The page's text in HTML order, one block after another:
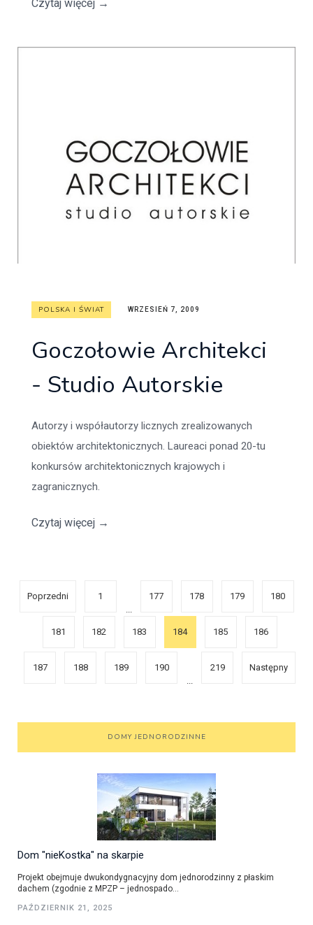
Czytaj więcej →
POLSKA I ŚWIAT WRZESIEŃ 7, 2009
Goczołowie Architekci
- Studio Autorskie
Autorzy i współautorzy licznych zrealizowanych
obiektów architektonicznych. Laureaci ponad 20-tu
konkursów architektonicznych krajowych i
zagranicznych.
Czytaj więcej →
Poprzedni
1
177 178 179 180
181 182 183 184 185 186
187 188 189
190
219 Następny
DOMY JEDNORODZINNE
Dom "nieKostka" na skarpie
Projekt obejmuje dwukondygnacyjny dom jednorodzinny z płaskim
dachem (zgodnie z MPZP – jednospado...
PAŹDZIERNIK 21, 2025